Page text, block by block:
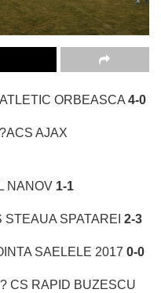
ORBEASCA 4-0
AJAX
NANOV 1-1
SPATAREI 2-3
SAELELE 2017 0-0
CS RAPID BUZESCU